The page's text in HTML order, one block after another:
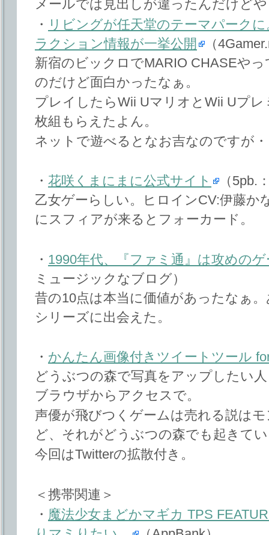
メールでは見出しが違ったんだけど
・ リビングが任天堂のテーマパーク
ラクション情報が一挙公開
（
新宿のビックロでMARIO CHASEや
のだけど面白かったなぁ。
プレイしたらWii UマリオとWii Uプ
枚組もらえたよん。
ネットで遊べるとなお吉なのですが
・ 花咲くまにまに公式サイト
（5pb.
乙女ゲーらしい。ヒロインCV:伊藤か
にスフィアが来るとフォーカード。
・ 1990年代、『ファミ通』は攻めの
ミュージックなブログ）
昔の10点は本当に価値があったなぁ
シリーズに出会えた。
・ かんたん画像付きツイートツール
どうぶつの森で写真をアップしたい
ブラウザからアクセスで。
声優が飛びつくゲームは売れる説は
ど、それがどうぶつの森でも起きて
今回はTwitterの拡散付き。
＜携帯関連＞
・ 魔法少女まどかマギカ TPS